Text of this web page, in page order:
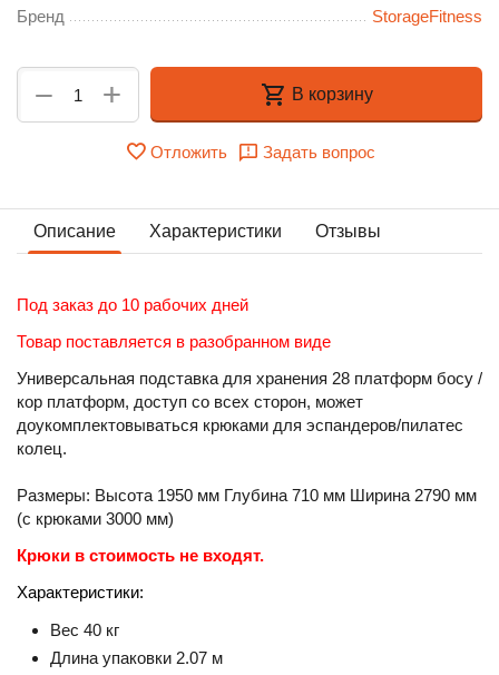
Бренд StorageFitness
+
− В корзину
Отложить Задать вопрос
Описание Характеристики Отзывы
Под заказ до 10 рабочих дней
Товар поставляется в разобранном виде
Универсальная подставка для хранения 28 платформ босу /
кор платформ, доступ со всех сторон, может
доукомплектовываться крюками для эспандеров/пилатес
колец.
Размеры: Высота 1950 мм Глубина 710 мм Ширина 2790 мм
(с крюками 3000 мм)
Крюки в стоимость не входят.
Характеристики:
Вес 40 кг
Длина упаковки 2.07 м